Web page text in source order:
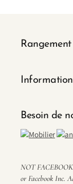
Information
Besoin de
NOT
or Facebook Inc.